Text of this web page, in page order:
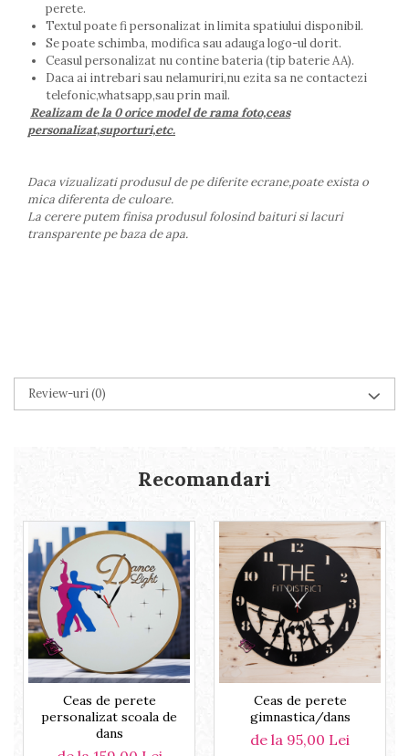
perete.
Textul poate fi personalizat in limita spatiului disponibil.
Se poate schimba, modifica sau adauga logo-ul dorit.
Ceasul personalizat nu contine bateria (tip baterie AA).
Daca ai intrebari sau nelamuriri,nu ezita sa ne contactezi
telefonic,whatsapp,sau prin mail.
Realizam de la 0 orice model de rama foto,ceas
personalizat,suporturi,etc.
Daca vizualizati produsul de pe diferite ecrane,poate exista o
mica diferenta de culoare.
La cerere putem finisa produsul folosind baituri si lacuri
transparente pe baza de apa.
Review-uri(0)
Recomandari
Ceas de perete
personalizat scoala de
dans
Ceas de perete
gimnastica/dans
de la 95,00 Lei